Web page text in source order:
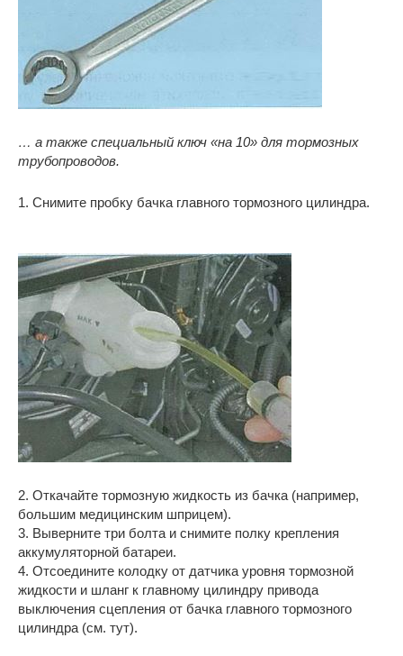
… а также специальный ключ «на 10» для тормозных
трубопроводов.
1. Снимите пробку бачка главного тормозного цилиндра.
2. Откачайте тормозную жидкость из бачка (например,
большим медицинским шприцем).
3. Выверните три болта и снимите полку крепления
аккумуляторной батареи.
4. Отсоедините колодку от датчика уровня тормозной
жидкости и шланг к главному цилиндру привода
выключения сцепления от бачка главного тормозного
цилиндра (см. тут).